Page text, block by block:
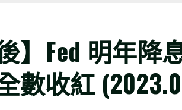
】Fed 明年
數收紅